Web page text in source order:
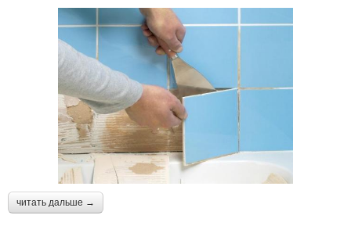
читать дальше →